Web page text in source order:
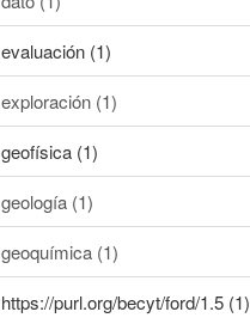
evaluación (1)
exploración (1)
geofísica (1)
geología (1)
geoquímica (1)
https://purl.org/becyt/ford/1.5 (1)